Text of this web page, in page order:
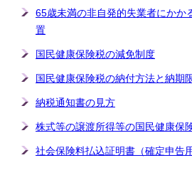
65歳未満の非自発的失業者にかか
置
国民健康保険税の減免制度
国民健康保険税の納付方法と納期
納税通知書の見方
株式等の譲渡所得等の国民健康保
社会保険料払込証明書（確定申告